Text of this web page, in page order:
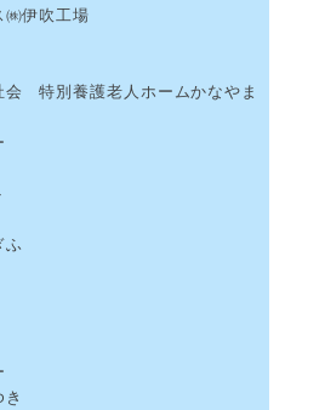
㈱伊吹工場
会 特別養護老人ホームかなやま
ふ